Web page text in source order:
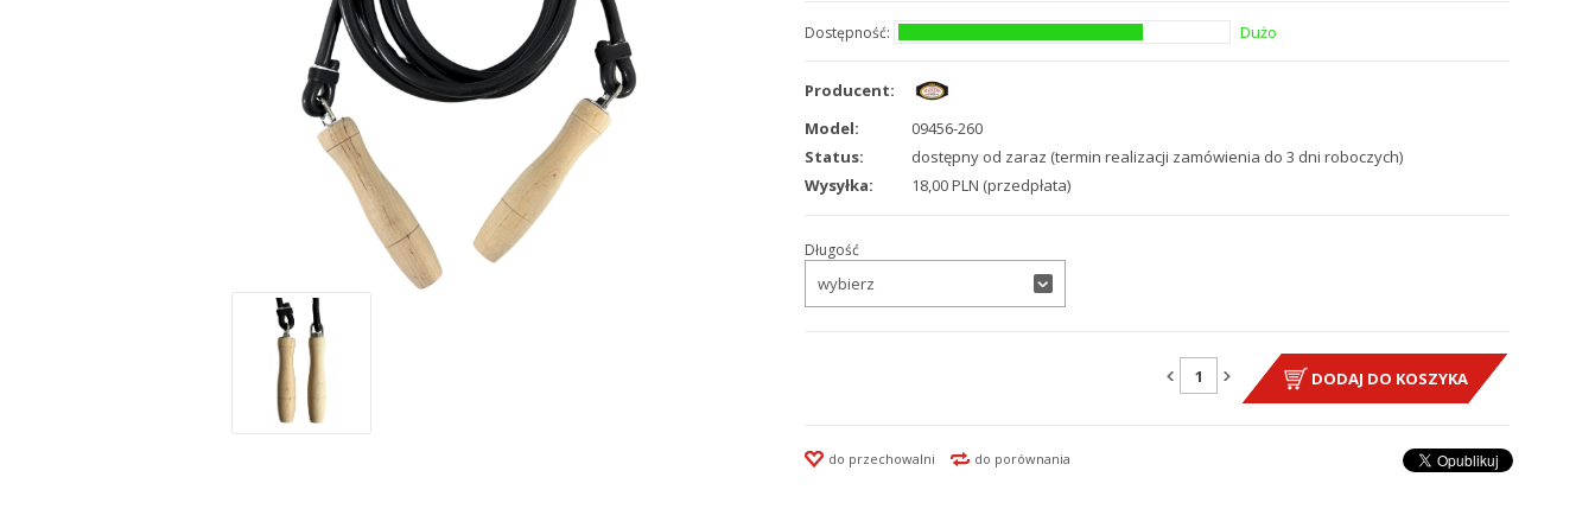
Dostępność: Dużo
Producent:
Model:
09456-260
Status:
dostępny od zaraz (termin realizacji zamówienia do 3 dni roboczych)
Wysyłka:
18,00 PLN (przedpłata)
Długość
wybierz
DODAJ DO KOSZYKA
do przechowalni do porównania